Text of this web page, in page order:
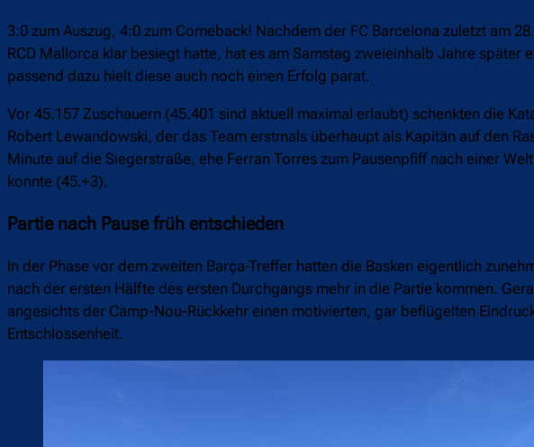
3:0 zum Auszug, 4:0 zum Comeback! Nachdem der FC Barcelona zuletzt am
RCD Mallorca klar besiegt hatte, hat es am Samstag zweieinhalb Jahre später
passend dazu hielt diese auch noch einen Erfolg parat.
Vor 45.157 Zuschauern (45.401 sind aktuell maximal erlaubt) schenkten die
Robert Lewandowski, der das Team erstmals überhaupt als Kapitän auf den
Minute auf die Siegerstraße, ehe Ferran Torres zum Pausenpfiff nach einer
konnte (45.+3).
Partie nach Pause früh entschieden
In der Phase vor dem zweiten Barça-Treffer hatten die Basken eigentlich
nach der ersten Hälfte des ersten Durchgangs mehr in die Partie kommen.
angesichts der Camp-Nou-Rückkehr einen motivierten, gar beflügelten
Entschlossenheit.